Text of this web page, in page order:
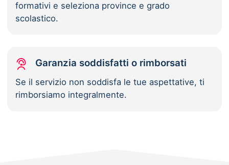
formativi e seleziona province e grado
scolastico.
Garanzia soddisfatti o rimborsati
Se il servizio non soddisfa le tue aspettative, ti
rimborsiamo integralmente.